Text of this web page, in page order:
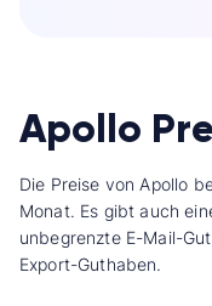
Apollo
Die Preise von Apollo
Monat. Es gibt auch
unbegrenzte E-Mail-
Export-Guthaben.